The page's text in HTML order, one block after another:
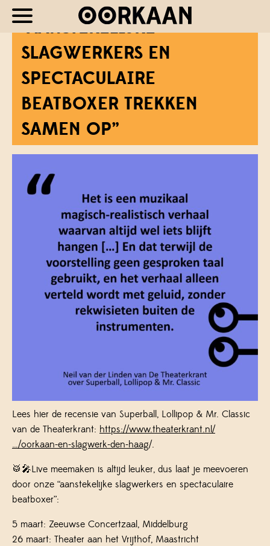
“AANSTEKELIJKE
SLAGWERKERS EN
SPECTACULAIRE
BEATBOXER TREKKEN
SAMEN OP”
Lees hier de recensie van Superball, Lollipop & Mr. Classic
van de Theaterkrant: https://www.theaterkrant.nl/
…/oorkaan-en-slagwerk-den-haag/.
🥁🎤Live meemaken is altijd leuker, dus laat je meevoeren
door onze “aanstekelijke slagwerkers en spectaculaire
beatboxer”:
5 maart: Zeeuwse Concertzaal, Middelburg
26 maart: Theater aan het Vrijthof, Maastricht